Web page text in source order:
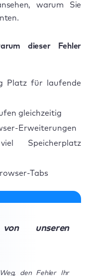
warum Sie
dieser Fehler
Platz für laufende
gleichzeitig
Erweiterungen
Speicherplatz
Tabs
unseren
den Fehler Ihr